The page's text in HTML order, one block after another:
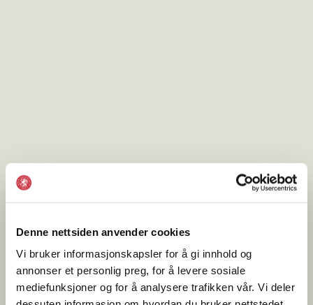
Denne nettsiden anvender cookies
Vi bruker informasjonskapsler for å gi innhold og
annonser et personlig preg, for å levere sosiale
mediefunksjoner og for å analysere trafikken vår. Vi deler